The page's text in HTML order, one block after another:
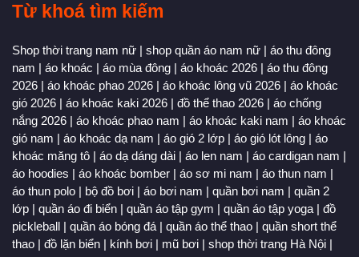
Từ khoá tìm kiếm
Shop thời trang nam nữ | shop quần áo nam nữ | áo thu đông
nam | áo khoác | áo mùa đông | áo khoác 2026 | áo thu đông
2026 | áo khoác phao 2026 | áo khoác lông vũ 2026 | áo khoác
gió 2026 | áo khoác kaki 2026 | đồ thể thao 2026 | áo chống
nắng 2026 | áo khoác phao nam | áo khoác kaki nam | áo khoác
gió nam | áo khoác dạ nam | áo gió 2 lớp | áo gió lót lông | áo
khoác măng tô | áo dạ dáng dài | áo len nam | áo cardigan nam |
áo hoodies | áo khoác bomber | áo sơ mi nam | áo thun nam |
áo thun polo | bộ đồ bơi | áo bơi nam | quần bơi nam | quần 2
lớp | quần áo đi biển | quần áo tập gym | quần áo tập yoga | đồ
pickleball | quần áo bóng đá | quần áo thể thao | quần short thể
thao | đồ lặn biển | kính bơi | mũ bơi | shop thời trang Hà Nội |